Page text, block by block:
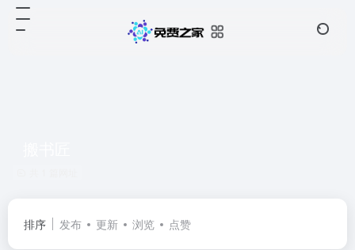
排序 发布 更新 浏览 点赞